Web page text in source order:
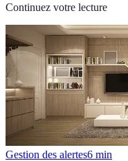
Continuez votre lecture
Gestion des alertes6 min